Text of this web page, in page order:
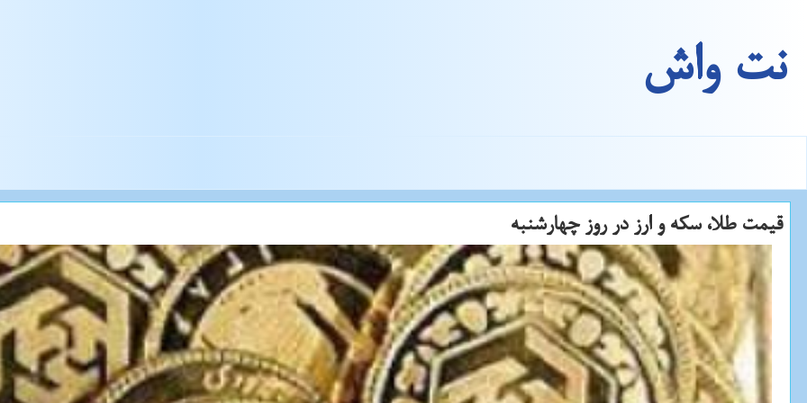
نت واش
قیمت طلا، سكه و ارز در روز چهارشنبه